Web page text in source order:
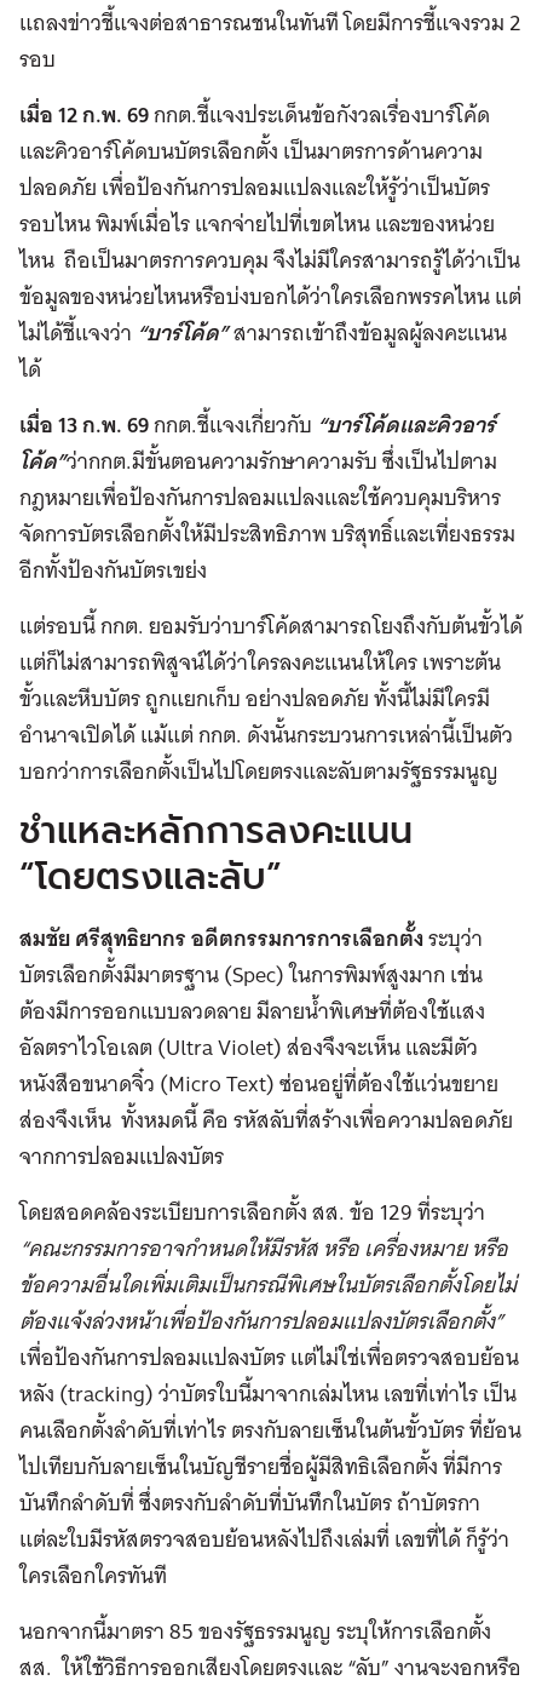
แถลงข่าวชี้แจงต่อสาธารณชนในทันที โดยมีการชี้แจงรวม 2
รอบ
เมื่อ 12 ก.พ. 69กกต.ชี้แจงประเด็นข้อกังวลเรื่องบาร์โค้ด
และคิวอาร์โค้ดบนบัตรเลือกตั้ง เป็นมาตรการด้านความ
ปลอดภัย เพื่อป้องกันการปลอมแปลงและให้รู้ว่าเป็นบัตร
รอบไหน พิมพ์เมื่อไร แจกจ่ายไปที่เขตไหน และของหน่วย
ไหน ถือเป็นมาตรการควบคุม จึงไม่มีใครสามารถรู้ได้ว่าเป็น
ข้อมูลของหน่วยไหนหรือบ่งบอกได้ว่าใครเลือกพรรคไหน แต่
ไม่ได้ชี้แจงว่า “บาร์โค้ด”สามารถเข้าถึงข้อมูลผู้ลงคะแนน
ได้
เมื่อ 13 ก.พ. 69กกต.ชี้แจงเกี่ยวกับ “บาร์โค้ดและคิวอาร์
โค้ด”ว่ากกต.มีขั้นตอนความรักษาความรับ ซึ่งเป็นไปตาม
กฎหมายเพื่อป้องกันการปลอมแปลงและใช้ควบคุมบริหาร
จัดการบัตรเลือกตั้งให้มีประสิทธิภาพ บริสุทธิ์และเที่ยงธรรม
อีกทั้งป้องกันบัตรเขย่ง
แต่รอบนี้ กกต. ยอมรับว่าบาร์โค้ดสามารถโยงถึงกับต้นขั้วได้
แต่ก็ไม่สามารถพิสูจน์ได้ว่าใครลงคะแนนให้ใคร เพราะต้น
ขั้วและหีบบัตร ถูกแยกเก็บ อย่างปลอดภัย ทั้งนี้ไม่มีใครมี
อำนาจเปิดได้ แม้แต่ กกต. ดังนั้นกระบวนการเหล่านี้เป็นตัว
บอกว่าการเลือกตั้งเป็นไปโดยตรงและลับตามรัฐธรรมนูญ
ชำแหละหลักการลงคะแนน
“โดยตรงและลับ”
สมชัย ศรีสุทธิยากร อดีตกรรมการการเลือกตั้งระบุว่า
บัตรเลือกตั้งมีมาตรฐาน (Spec) ในการพิมพ์สูงมาก เช่น
ต้องมีการออกแบบลวดลาย มีลายน้ำพิเศษที่ต้องใช้แสง
อัลตราไวโอเลต (Ultra Violet) ส่องจึงจะเห็น และมีตัว
หนังสือขนาดจิ๋ว (Micro Text) ซ่อนอยู่ที่ต้องใช้แว่นขยาย
ส่องจึงเห็น ทั้งหมดนี้ คือ รหัสลับที่สร้างเพื่อความปลอดภัย
จากการปลอมแปลงบัตร
โดยสอดคล้องระเบียบการเลือกตั้ง สส. ข้อ 129 ที่ระบุว่า
“คณะกรรมการอาจกำหนดให้มีรหัส หรือ เครื่องหมาย หรือ
ข้อความอื่นใดเพิ่มเติมเป็นกรณีพิเศษในบัตรเลือกตั้งโดยไม่
ต้องแจ้งล่วงหน้าเพื่อป้องกันการปลอมแปลงบัตรเลือกตั้ง”
เพื่อป้องกันการปลอมแปลงบัตร แต่ไม่ใช่เพื่อตรวจสอบย้อน
หลัง (tracking) ว่าบัตรใบนี้มาจากเล่มไหน เลขที่เท่าไร เป็น
คนเลือกตั้งลำดับที่เท่าไร ตรงกับลายเซ็นในต้นขั้วบัตร ที่ย้อน
ไปเทียบกับลายเซ็นในบัญชีรายชื่อผู้มีสิทธิเลือกตั้ง ที่มีการ
บันทึกลำดับที่ ซึ่งตรงกับลำดับที่บันทึกในบัตร ถ้าบัตรกา
แต่ละใบมีรหัสตรวจสอบย้อนหลังไปถึงเล่มที่ เลขที่ได้ ก็รู้ว่า
ใครเลือกใครทันที
นอกจากนี้มาตรา 85 ของรัฐธรรมนูญ ระบุให้การเลือกตั้ง
สส. ให้ใช้วิธีการออกเสียงโดยตรงและ “ลับ” งานจะงอกหรือ